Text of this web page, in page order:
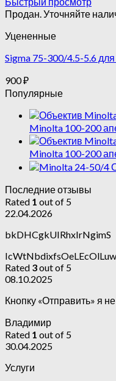
Продан. Уточняйте
Уцененные
Sigma 75-300/4.5-5.6 для
900₽
Популярные
Minolta 100-200
Minolta 100-200
Последние отзывы
Rated 1 out of 5
22.04.2026
bkDHCgkUIRhxIrNgimS
Rated 3out of 5
08.10.2025
Кнопку «Отправить» я
Владимир
Rated 1 out of 5
30.04.2025
Услуги